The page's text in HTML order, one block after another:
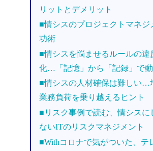
リットとデメリット
■情シスのプロジェクトマネジ
功術
■情シスを悩ませるルールの違
化…「記憶」から「記録」で
■情シスの人材確保は難しい…
業務負荷を乗り越えるヒント
■リスク事例で読む、情シスに
ないITのリスクマネジメント
■Withコロナで気がついた、テ